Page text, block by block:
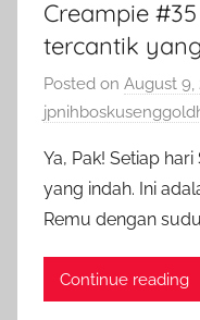
Creampie
tercantik
Posted on August 9,
Ya, Pak! Setiap
yang indah. Ini
Remu dengan
Continue reading